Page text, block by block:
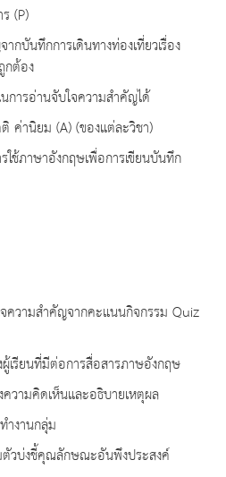
(P)
นทึกการเดินทางท่องเที่ยวเรื่อง
ต้อง
รอ่านจับใจความสำคัญได้
นิยม (A) (ของแต่ละวิชา)
าษาอังกฤษเพื่อการเขียนบันทึก
ามสำคัญจากคะแนนกิจกรรม Quiz
นที่มีต่อการสื่อสารภาษอังกฤษ
มคิดเห็นและอธิบายเหตุผล
งานกลุ่ม
บ่งชี้คุณลักษณะอันพึงประสงค์